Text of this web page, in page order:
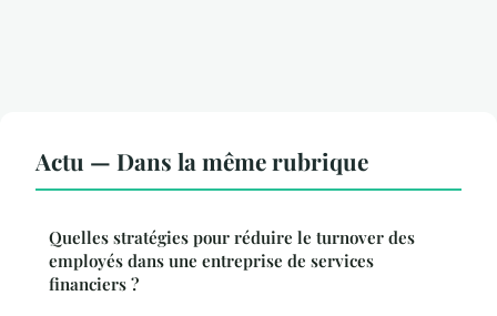
Actu — Dans la même rubrique
Quelles stratégies pour réduire le turnover des
employés dans une entreprise de services
financiers ?